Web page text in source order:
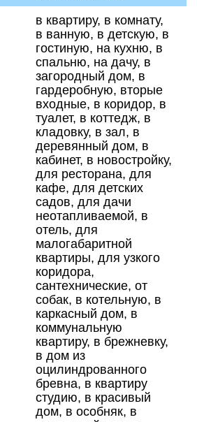
в квартиру, в комнату,
в ванную, в детскую, в
гостиную, на кухню, в
спальню, на дачу, в
загородный дом, в
гардеробную, вторые
входные, в коридор, в
туалет, в коттедж, в
кладовку, в зал, в
деревянный дом, в
кабинет, в новостройку,
для ресторана, для
кафе, для детских
садов, для дачи
неотапливаемой, в
отель, для
малогабаритной
квартиры, для узкого
коридора,
сантехнические, от
собак, в котельную, в
каркасный дом, в
коммунальную
квартиру, в брежневку,
в дом из
оцилиндрованного
бревна, в квартиру
студию, в красивый
дом, в особняк, в